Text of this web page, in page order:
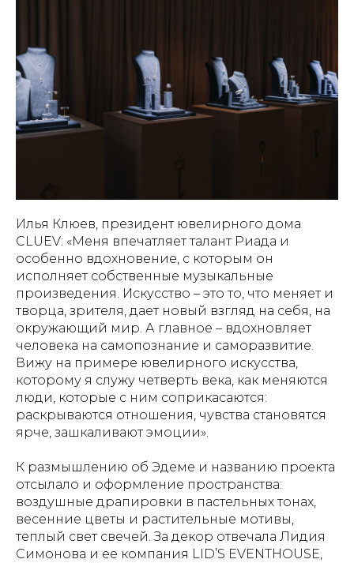
Илья Клюев, президент ювелирного дома
CLUEV: «Меня впечатляет талант Риада и
особенно вдохновение, с которым он
исполняет собственные музыкальные
произведения. Искусство – это то, что меняет и
творца, зрителя, дает новый взгляд на себя, на
окружающий мир. А главное – вдохновляет
человека на самопознание и саморазвитие.
Вижу на примере ювелирного искусства,
которому я служу четверть века, как меняются
люди, которые с ним соприкасаются:
раскрываются отношения, чувства становятся
ярче, зашкаливают эмоции».
К размышлению об Эдеме и названию проекта
отсылало и оформление пространства:
воздушные драпировки в пастельных тонах,
весенние цветы и растительные мотивы,
теплый свет свечей. За декор отвечала Лидия
Симонова и ее компания LID’S EVENTHOUSE,